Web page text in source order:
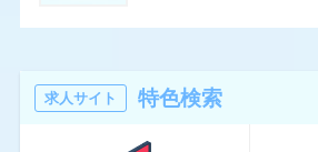
マスメディアン
リアルミーキャリア
求人サイト 特色検索